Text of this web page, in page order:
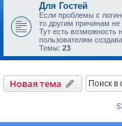
Для Гостей
Если проблемы с
то другим причинам
Тут есть возможность
пользователям
Темы: 23
Новая тема